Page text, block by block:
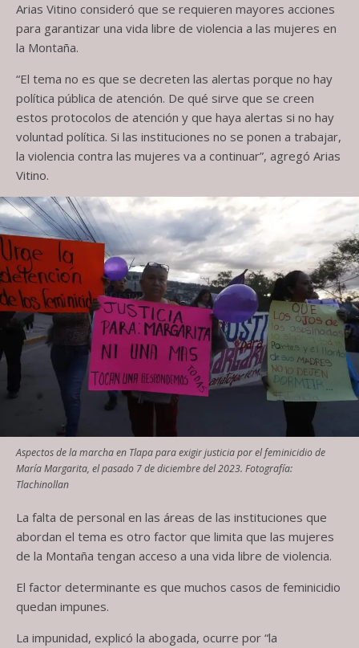
Arias Vitino consideró que se requieren mayores acciones
para garantizar una vida libre de violencia a las mujeres en
la Montaña.
“El tema no es que se decreten las alertas porque no hay
política pública de atención. De qué sirve que se creen
estos protocolos de atención y que haya alertas si no hay
voluntad política. Si las instituciones no se ponen a trabajar,
la violencia contra las mujeres va a continuar”, agregó Arias
Vitino.
Aspectos de la marcha en Tlapa para exigir justicia por el feminicidio de
María Margarita, el pasado 7 de diciembre del 2023. Fotografía:
Tlachinollan
La falta de personal en las áreas de las instituciones que
abordan el tema es otro factor que limita que las mujeres
de la Montaña tengan acceso a una vida libre de violencia.
El factor determinante es que muchos casos de feminicidio
quedan impunes.
La impunidad, explicó la abogada, ocurre por “la